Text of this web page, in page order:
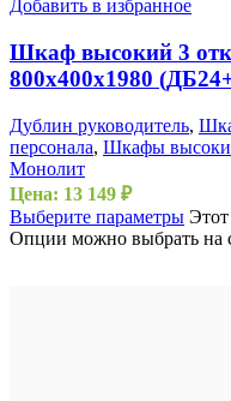
Добавить в избранное
Шкаф высокий 3
800х400х1980
Дублин руководитель,
персонала, Шкафы
Монолит
Цена: 13 149 ₽
Выберите параметры Этот
Опции можно выбрать на